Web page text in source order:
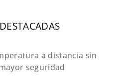
a distancia sin
seguridad